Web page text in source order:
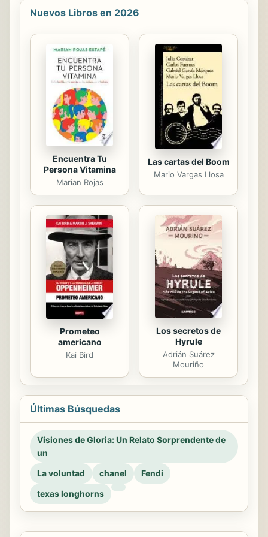
verdaderos amigos. Este libro
pensamientos y conversaciones
apasionantes sobre estas grandes
ideas.
Nuevos Libros en 2026
Encuentra Tu
Persona Vitamina
Marian Rojas
Las cartas del Boom
Mario Vargas Llosa
Prometeo
americano
Kai Bird
Los secretos de
Hyrule
Adrián Suárez
Mouriño
Últimas Búsquedas
Visiones de Gloria: Un Relato Sorprendente de
un
La voluntad
chanel
Fendi
texas longhorns